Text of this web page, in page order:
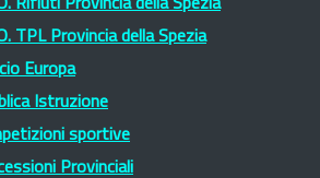
Rifiuti Provincia della Spezia
TPL Provincia della Spezia
Europa
Istruzione
sportive
Provinciali